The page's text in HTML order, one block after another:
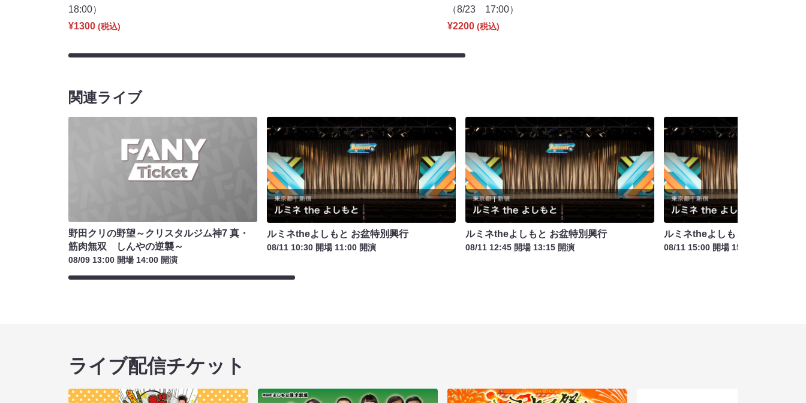
18:00）
¥1300 (税込)
（8/23 17:00）
¥2200 (税込)
関連ライブ
野田クリの野望～クリスタルジム神7 真・
筋肉無双 しんやの逆襲～
08/09 13:00 開場 14:00 開演
ルミネtheよしもと お盆特別興行
08/11 10:30 開場 11:00 開演
ルミネtheよしもと お盆特別興行
08/11 12:45 開場 13:15 開演
ルミネtheよしもと お盆特別興行
08/11 15:00 開場 15:30 開演
ライブ配信チケット